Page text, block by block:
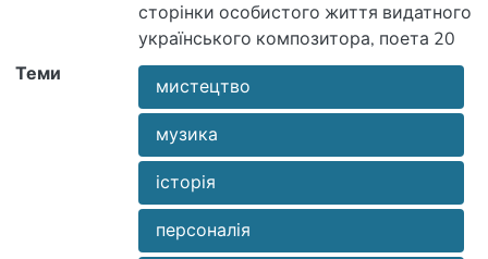
сторінки особистого життя видатного
українського композитора, поета 20
століття Володимира Івасюка
Теми
мистецтво
музика
історія
персоналія